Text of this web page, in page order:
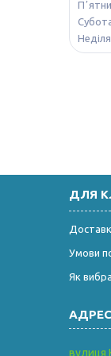
Неділя
ДЛЯ
Умови
Як
вулиця